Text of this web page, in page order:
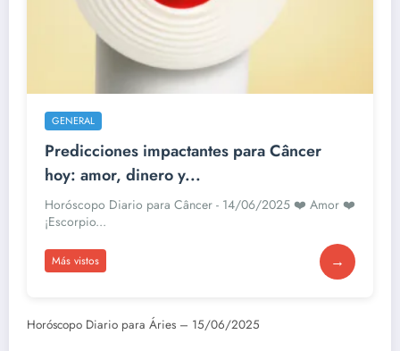
GENERAL
Predicciones impactantes para Câncer
hoy: amor, dinero y...
Horóscopo Diario para Câncer - 14/06/2025 ❤️ Amor ❤️
¡Escorpio...
Más vistos →
Horóscopo Diario para Áries – 15/06/2025